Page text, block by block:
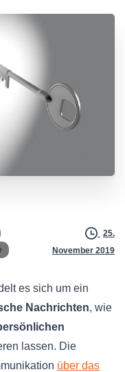
25.
November 2019
es sich um ein
Nachrichten, wie
lassen. Die
über das